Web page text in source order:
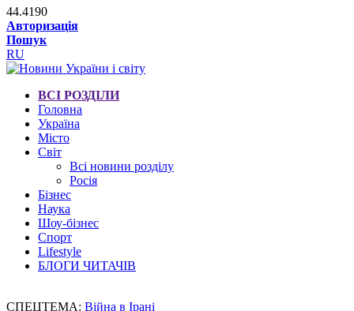
44.4190
Авторизація
Пошук
RU
ВСІ РОЗДІЛИ
Головна
Україна
Місто
Світ
Всі новини розділу
Росія
Бізнес
Наука
Шоу-бізнес
Спорт
Lifestyle
БЛОГИ ЧИТАЧІВ
СПЕЦТЕМА: Війна в Ірані